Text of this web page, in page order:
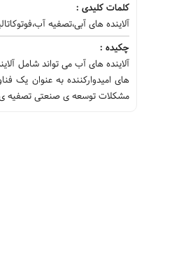
کلمات کلیدی :
آلاینده های آبی،تصفیه
چکیده :
آلاینده های آب می تواند شامل
های امیدوارکننده به عنوان یک
مشکلات توسعه ی صنعتی تصفیه ی